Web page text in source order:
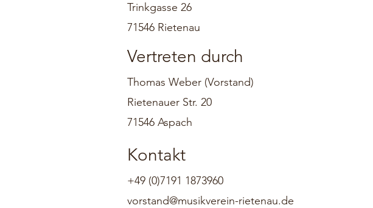
Trinkgasse 26
71546 Rietenau
Vertreten durch
Thomas Weber (Vorstand)
Rietenauer Str. 20
71546 Aspach
Kontakt
+49 (0)7191 1873960
vorstand@musikverein-rietenau.de